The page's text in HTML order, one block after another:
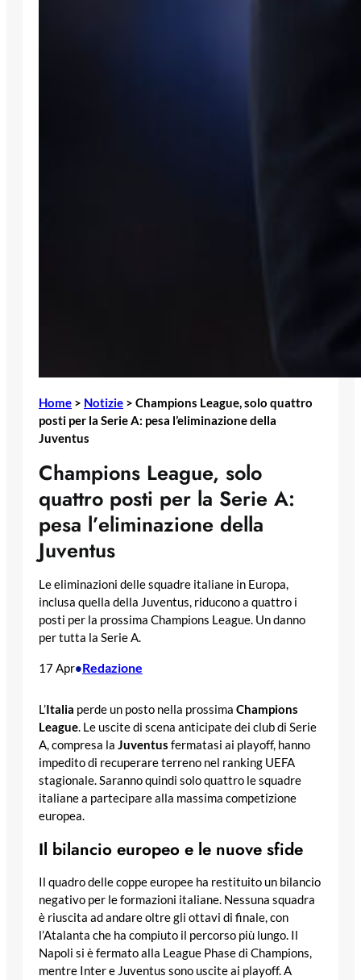
Home > Notizie > Champions League, solo quattro
posti per la Serie A: pesa l’eliminazione della
Juventus
Champions League, solo
quattro posti per la Serie A:
pesa l’eliminazione della
Juventus
Le eliminazioni delle squadre italiane in Europa,
inclusa quella della Juventus, riducono a quattro i
posti per la prossima Champions League. Un danno
per tutta la Serie A.
17 Apr•Redazione
L’Italia perde un posto nella prossima Champions
League. Le uscite di scena anticipate dei club di Serie
A, compresa la Juventus fermatasi ai playoff, hanno
impedito di recuperare terreno nel ranking UEFA
stagionale. Saranno quindi solo quattro le squadre
italiane a partecipare alla massima competizione
europea.
Il bilancio europeo e le nuove sfide
Il quadro delle coppe europee ha restituito un bilancio
negativo per le formazioni italiane. Nessuna squadra
è riuscita ad andare oltre gli ottavi di finale, con
l’Atalanta che ha compiuto il percorso più lungo. Il
Napoli si è fermato alla League Phase di Champions,
mentre Inter e Juventus sono uscite ai playoff. A